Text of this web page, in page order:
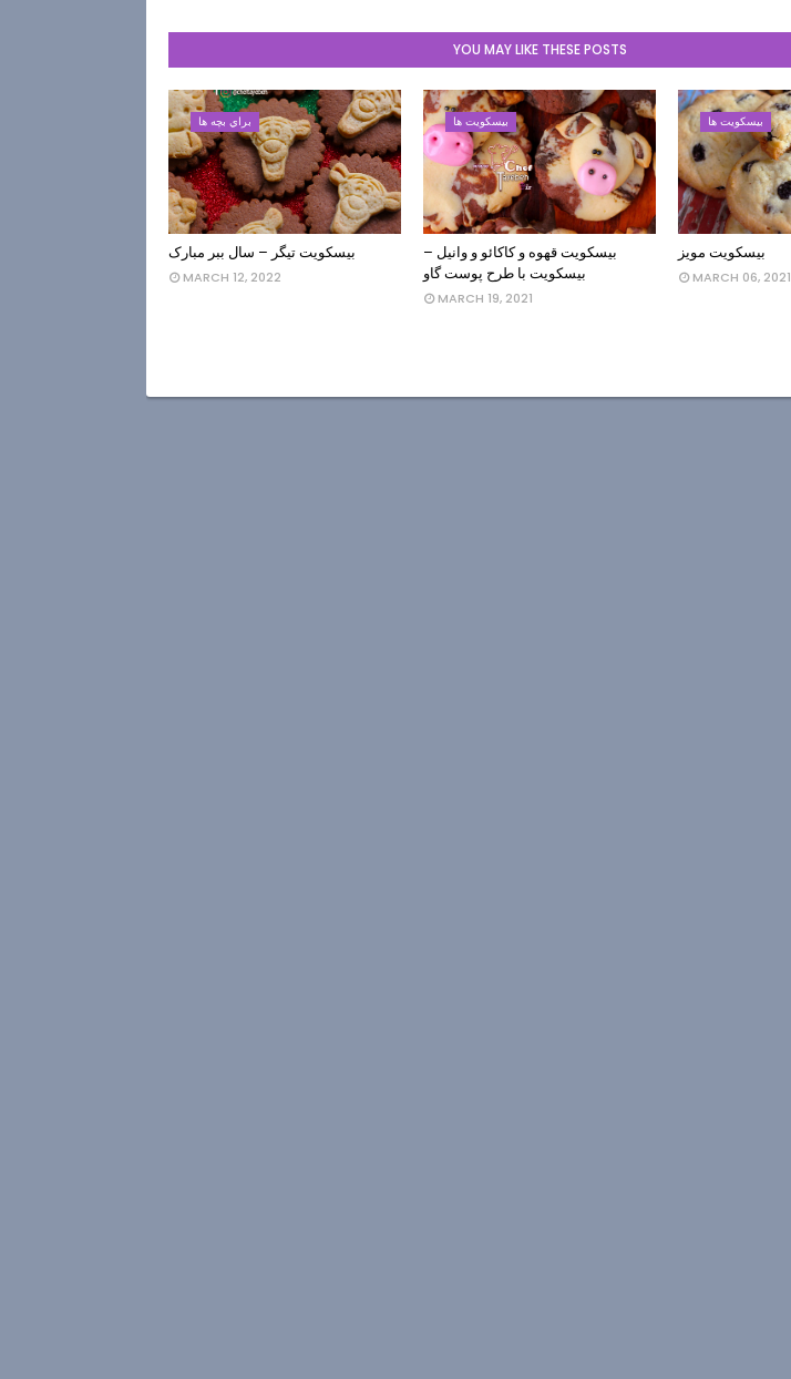
YOU MAY LIKE THESE POSTS
براي بچه ها
بیسکویت تیگر – سال ببر مبارک
MARCH 12, 2022
بیسکویت ها
بیسکویت قهوه و کاکائو و وانیل –
بیسکویت با طرح پوست گاو
MARCH 19, 2021
بیسکویت ها
بیسکویت مویز
MARCH 06, 2021